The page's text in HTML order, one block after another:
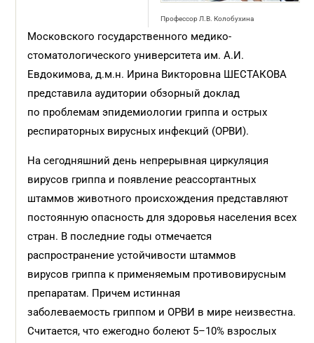
Профессор Л.В. Колобухина
Московского государственного медико-
стоматологического университета им. А.И.
Евдокимова, д.м.н. Ирина Викторовна ШЕСТАКОВА
представила аудитории обзорный доклад
по проблемам эпидемиологии гриппа и острых
респираторных вирусных инфекций (ОРВИ).
На сегодняшний день непрерывная циркуляция
вирусов гриппа и появление реассортантных
штаммов животного происхождения представляют
постоянную опасность для здоровья населения всех
стран. В последние годы отмечается
распространение устойчивости штаммов
вирусов гриппа к применяемым противовирусным
препаратам. Причем истинная
заболеваемость гриппом и ОРВИ в мире неизвестна.
Считается, что ежегодно болеют 5–10% взрослых